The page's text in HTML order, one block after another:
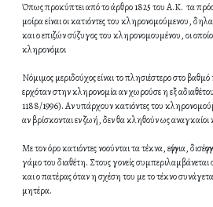
Όπως προκύπτει από το άρθρο 1825 του Α.Κ. τα
μοίρα είναι οι κατιόντες του κληρονομούμενου,
και ο επιζών σύζυγος του κληρονομουμένου, οι
κληρονόμοι
Νόμιμος μεριδούχος είναι το πλησιέστερο στο
ερχόταν στην κληρονομία αν χωρούσε η εξ
1188/1996). Αν υπάρχουν κατιόντες του
αν βρίσκονται εν ζωή, δεν θα κληθούν ως αναγκαίοι
Με τον όρο κατιόντες νοούνται τα τέκνα, εγγόνια,
γάμο του διαθέτη. Στους γονείς
και ο πατέρας όταν η σχέση του με το τέκνο
μητέρα.